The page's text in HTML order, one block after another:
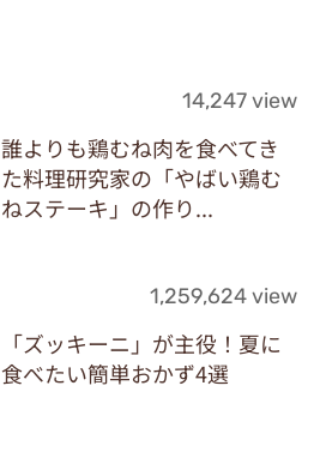
14,247 view
誰よりも鶏むね肉を食べてき
た料理研究家の「やばい鶏む
ねステーキ」の作り...
1,259,624 view
「ズッキーニ」が主役！夏に
食べたい簡単おかず4選